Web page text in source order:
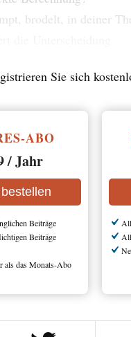
Sie sich
ABO
/ Jahr
Beiträge
Beiträge
als das Monats-Abo